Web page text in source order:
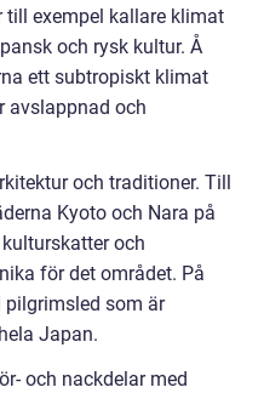
exempel kallare klimat
och rysk kultur. Å
ett subtropiskt klimat
avslappnad och
och traditioner. Till
Kyoto och Nara på
och
för det området. På
pilgrimsled som är
Japan.
och nackdelar med